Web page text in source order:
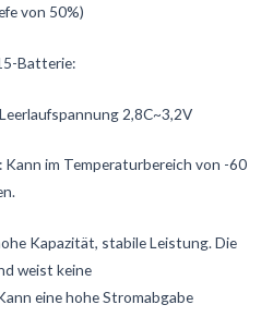
von 50%)
Batterie:
2,8C~3,2V
im Temperaturbereich von -60
Kapazität, stabile Leistung. Die
weist keine
eine hohe Stromabgabe